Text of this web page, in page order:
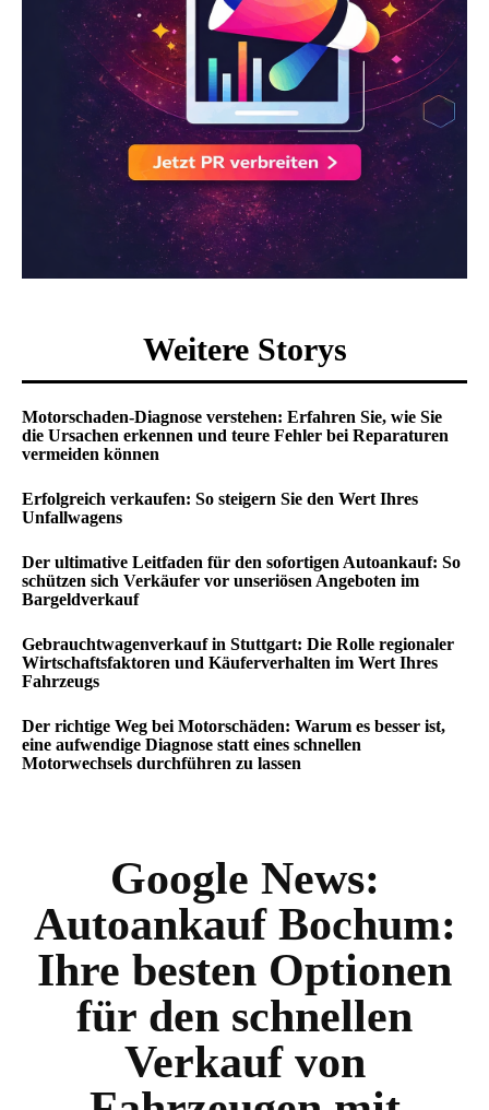
Weitere Storys
Motorschaden-Diagnose verstehen: Erfahren Sie, wie Sie
die Ursachen erkennen und teure Fehler bei Reparaturen
vermeiden können
Erfolgreich verkaufen: So steigern Sie den Wert Ihres
Unfallwagens
Der ultimative Leitfaden für den sofortigen Autoankauf: So
schützen sich Verkäufer vor unseriösen Angeboten im
Bargeldverkauf
Gebrauchtwagenverkauf in Stuttgart: Die Rolle regionaler
Wirtschaftsfaktoren und Käuferverhalten im Wert Ihres
Fahrzeugs
Der richtige Weg bei Motorschäden: Warum es besser ist,
eine aufwendige Diagnose statt eines schnellen
Motorwechsels durchführen zu lassen
Google News:
Autoankauf Bochum:
Ihre besten Optionen
für den schnellen
Verkauf von